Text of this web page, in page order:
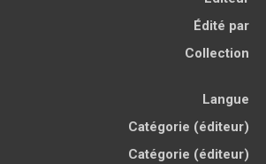
Édité par
Collection
Langue
Catégorie (éditeur)
Catégorie (éditeur)